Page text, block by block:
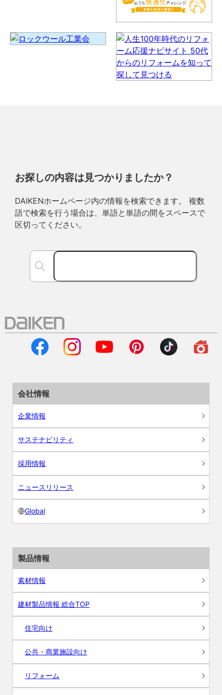
お探しの内容は見つかりましたか？
DAIKENホームページ内の情報を検索できます。 複数
語で検索を行う場合は、単語と単語の間をスペースで
区切ってください。
会社情報
企業情報
サステナビリティ
採用情報
ニュースリリース
Global
製品情報
素材情報
建材製品情報 総合TOP
住宅向け
公共・商業施設向け
リフォーム